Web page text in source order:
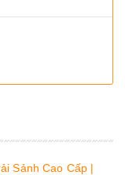
Sảnh Cao Cấp |